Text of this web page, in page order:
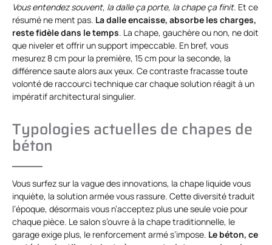
Vous entendez souvent, la dalle ça porte, la chape ça finit. Et ce
résumé ne ment pas. La dalle encaisse, absorbe les charges,
reste fidèle dans le temps. La chape, gauchère ou non, ne doit
que niveler et offrir un support impeccable. En bref, vous
mesurez 8 cm pour la première, 15 cm pour la seconde, la
différence saute alors aux yeux. Ce contraste fracasse toute
volonté de raccourci technique car chaque solution réagit à un
impératif architectural singulier.
Typologies actuelles de chapes de
béton
Vous surfez sur la vague des innovations, la chape liquide vous
inquiète, la solution armée vous rassure. Cette diversité traduit
l’époque, désormais vous n’acceptez plus une seule voie pour
chaque pièce. Le salon s’ouvre à la chape traditionnelle, le
garage exige plus, le renforcement armé s’impose. Le béton, ce